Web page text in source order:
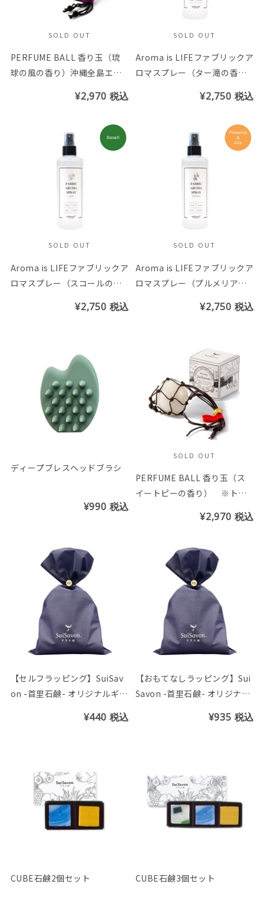
SOLD OUT
PERFUME BALL 香り玉（琉
球の風の香り）沖縄全島エイ
ボ玉の色はお選び頂けません
¥2,970 税込
SOLD OUT
Aroma is LIFEファブリックア
ロマスプレー（ター滝の香
¥2,750 税込
SOLD OUT
Aroma is LIFEファブリックア
ロマスプレー（スコールの香
¥2,750 税込
SOLD OUT
Aroma is LIFEファブリックア
ロマスプレー（プルメリア＆
¥2,750 税込
ディープブレスヘッドブラシ
¥990 税込
SOLD OUT
PERFUME BALL 香り玉（ス
イートピーの香り） ※トン
¥2,970 税込
【セルフラッピング】SuiSav
on -首里石鹸- オリジナルギフ
¥440 税込
【おもてなしラッピング】Sui
Savon -首里石鹸- オリジナル
¥935 税込
CUBE石鹸2個セット CUBE石鹸3個セット